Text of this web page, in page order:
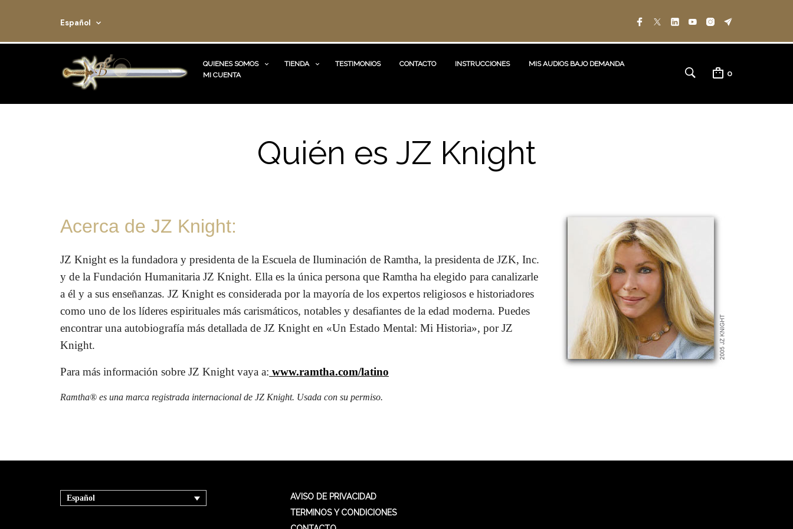
Español
QUIENES SOMOS TIENDA TESTIMONIOS CONTACTO INSTRUCCIONES
MIS AUDIOS BAJO DEMANDA
MI CUENTA
0
Quién es JZ Knight
Acerca de JZ Knight:
JZ Knight es la fundadora y presidenta de la Escuela de Iluminación de Ramtha, la presidenta de JZK, Inc.
y de la Fundación Humanitaria JZ Knight. Ella es la única persona que Ramtha ha elegido para canalizarle
a él y a sus enseñanzas. JZ Knight es considerada por la mayoría de los expertos religiosos e historiadores
como uno de los líderes espirituales más carismáticos, notables y desafiantes de la edad moderna. Puedes
encontrar una autobiografía más detallada de JZ Knight en «Un Estado Mental: Mi Historia», por JZ
Knight.
Para más información sobre JZ Knight vaya a: www.ramtha.com/latino
Ramtha® es una marca registrada internacional de JZ Knight. Usada con su permiso.
Español
AVISO DE PRIVACIDAD
TERMINOS Y CONDICIONES